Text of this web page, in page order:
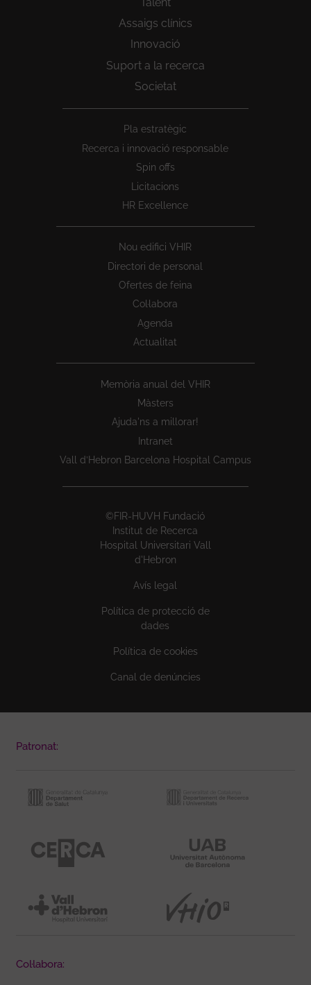
Assaigs clínics
Innovació
Suport a la recerca
Societat
Pla estratègic
Recerca i innovació responsable
Spin offs
Licitacions
HR Excellence
Nou edifici VHIR
Directori de personal
Ofertes de feina
Col·labora
Agenda
Actualitat
Memòria anual del VHIR
Màsters
Ajuda'ns a millorar!
Intranet
Vall d’Hebron Barcelona Hospital Campus
©FIR-HUVH Fundació
Institut de Recerca
Hospital Universitari Vall
d'Hebron
Avís legal
Política de protecció de
dades
Política de cookies
Canal de denúncies
Patronat:
Col·labora: